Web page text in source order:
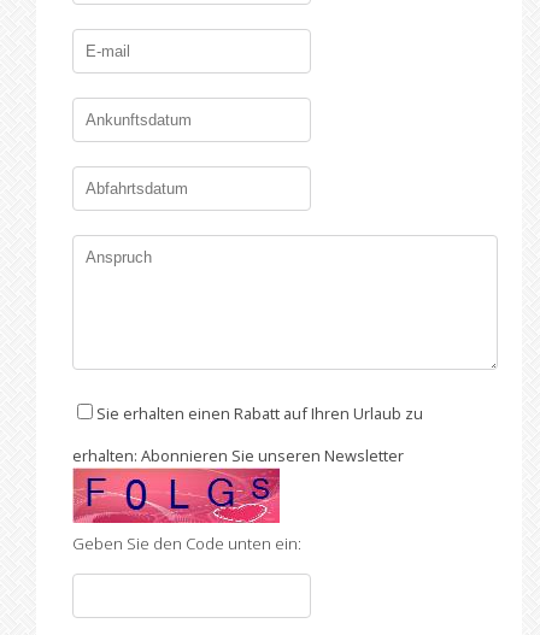
Sie erhalten einen Rabatt auf Ihren Urlaub zu
erhalten: Abonnieren Sie unseren Newsletter
Geben Sie den Code unten ein: